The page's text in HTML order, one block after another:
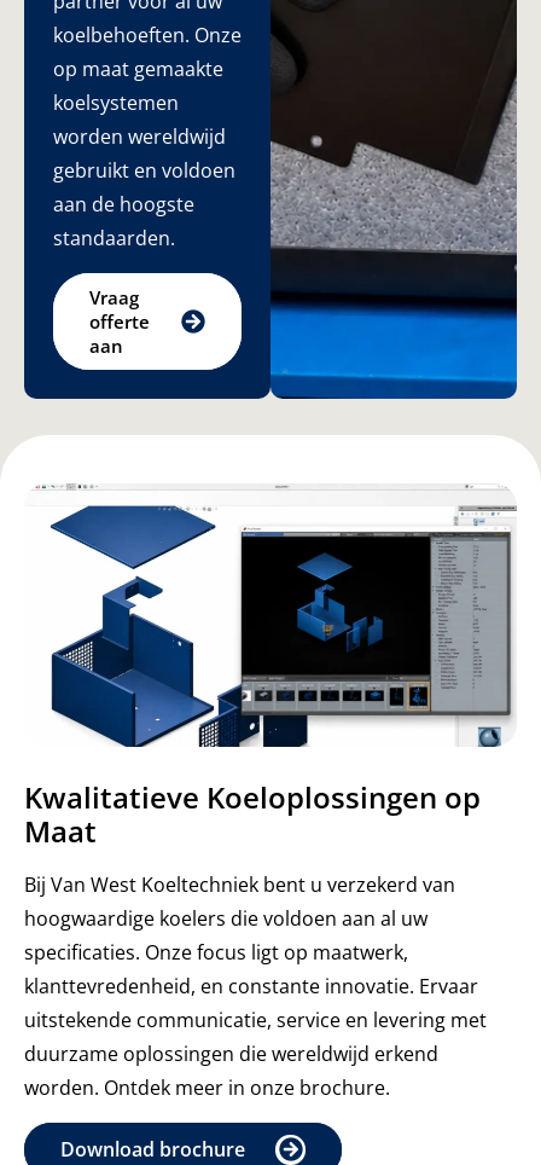
koelbehoeften. Onze
op maat gemaakte
koelsystemen
worden wereldwijd
gebruikt en voldoen
aan de hoogste
standaarden.
Vraag
offerte
aan
Kwalitatieve Koeloplossingen op
Maat
Bij Van West Koeltechniek bent u verzekerd van
hoogwaardige koelers die voldoen aan al uw
specificaties. Onze focus ligt op maatwerk,
klanttevredenheid, en constante innovatie. Ervaar
uitstekende communicatie, service en levering met
duurzame oplossingen die wereldwijd erkend
worden. Ontdek meer in onze brochure.
Download brochure